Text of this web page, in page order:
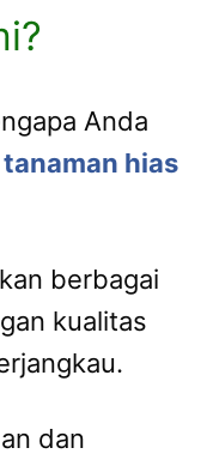
Anda
hias
berbagai
kualitas
dan